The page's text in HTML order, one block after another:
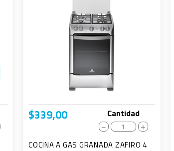
$339,00 Cantidad
＋
－
COCINA A GAS GRANADA ZAFIRO 4